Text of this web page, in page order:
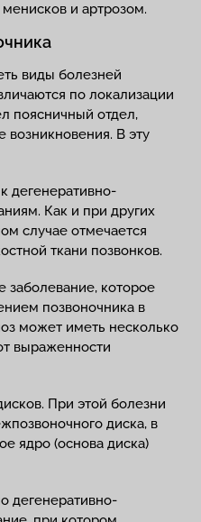
и артрозом.
виды болезней
по локализации
поясничный отдел,
возникновения. В эту
дегенеративно-
Как и при других
случае отмечается
ткани позвонков.
которое
позвоночника в
может иметь несколько
выраженности
При этой болезни
диска, в
ядро (основа диска)
дегенеративно-